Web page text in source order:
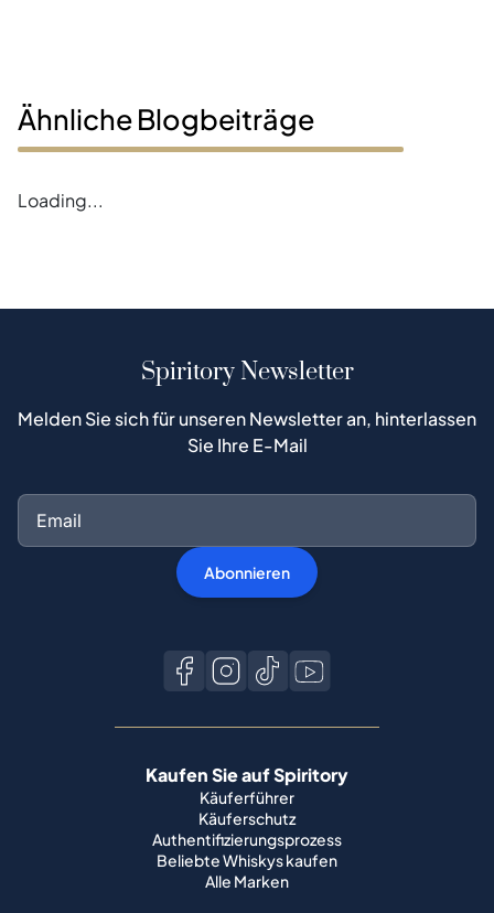
Ähnliche Blogbeiträge
Loading...
Spiritory Newsletter
Melden Sie sich für unseren Newsletter an, hinterlassen
Sie Ihre E-Mail
Abonnieren
Kaufen Sie auf Spiritory
Käuferführer
Käuferschutz
Authentifizierungsprozess
Beliebte Whiskys kaufen
Alle Marken